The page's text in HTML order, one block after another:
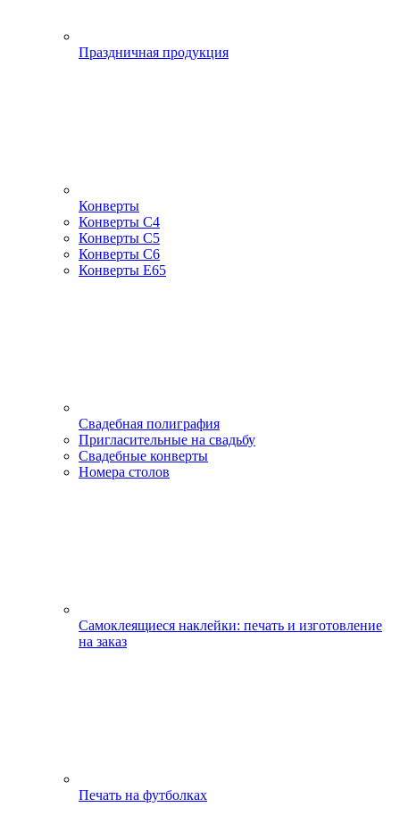
Праздничная продукция
Конверты
Конверты С4
Конверты С5
Конверты С6
Конверты Е65
Свадебная полиграфия
Пригласительные на свадьбу
Свадебные конверты
Номера столов
Самоклеящиеся наклейки: печать и изготовление
на заказ
Печать на футболках